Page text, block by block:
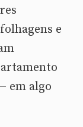
e
em algo